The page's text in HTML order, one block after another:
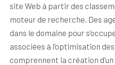
site Web à partir des
moteur de recherche. Des
dans le domaine pour
associées à l’optimisation
comprennent la création